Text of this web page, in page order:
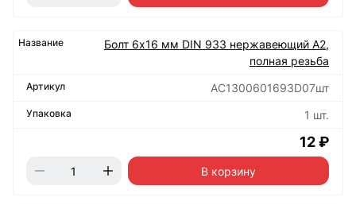
Болт 6х16 мм DIN 933 нержавеющий А2,
полная резьба
АС1300601693D07шт
1 шт.
12 ₽
В корзину